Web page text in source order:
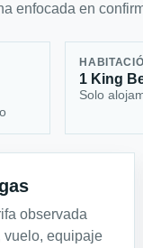
enfocada en
1 King
Solo
observada
vuelo, equipaje